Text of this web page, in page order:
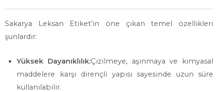
Sakarya Leksan Etiket’in öne çıkan temel özellikleri
şunlardır:
Yüksek Dayanıklılık:Çizilmeye, aşınmaya ve kimyasal
maddelere karşı dirençli yapısı sayesinde uzun süre
kullanılabilir.